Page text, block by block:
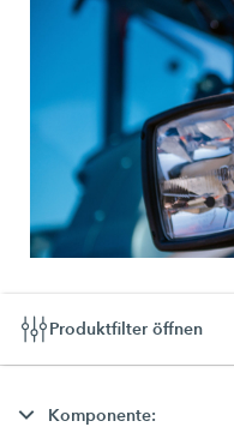
Produktfilter öffnen
Komponente: